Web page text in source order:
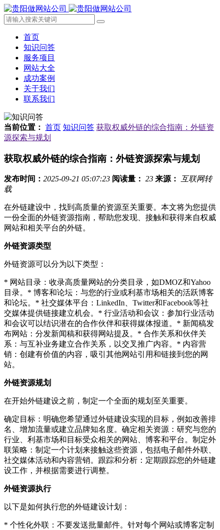
首页
知识问答
服务项目
网站大全
成功案例
关于我们
联系我们
当前位置： 首页 知识问答 获取权威外链的综合指南：外链资
源探索与规划
获取权威外链的综合指南：外链资源探索与规划
发布时间： 2025-09-21 05:07:23 阅读量： 23 来源： 互联网转
载
在外链建设中，找到高质量的资源至关重要。本文将为您提供
一份全面的外链资源指南，帮助您发现、接触和获得来自权威
网站和相关平台的外链。
外链资源类型
外链资源可以分为以下类型：
* 网站目录：收录高质量网站的分类目录，如DMOZ和Yahoo
目录。* 博客和论坛：与您的行业或利基市场相关的活跃博客
和论坛。* 社交媒体平台：LinkedIn、Twitter和Facebook等社
交媒体提供链接建立机会。* 行业活动和会议：参加行业活动
和会议可以结识潜在的合作伙伴和获得媒体报道。* 新闻稿发
布网站：分发新闻稿和获得网站提及。* 合作关系和伙伴关
系：与互补业务建立合作关系，以交叉推广内容。* 内容营
销：创建有价值的内容，吸引其他网站引用和链接到您的网
站。
外链资源规划
在开始外链建设之前，制定一个全面的规划至关重要。
确定目标：明确您希望通过外链建设实现的目标，例如改善排
名、增加流量或建立品牌知名度。确定相关资源：研究与您的
行业、利基市场和目标受众相关的网站、博客和平台。制定外
联策略：制定一个计划来接触这些资源，包括电子邮件外联、
社交媒体活动和内容营销。跟踪和分析：定期跟踪您的外链建
设工作，并根据需要进行调整。
外链资源执行
以下是如何执行您的外链建设计划：
* 个性化外联：不要发送批量邮件。针对每个网站或博客定制